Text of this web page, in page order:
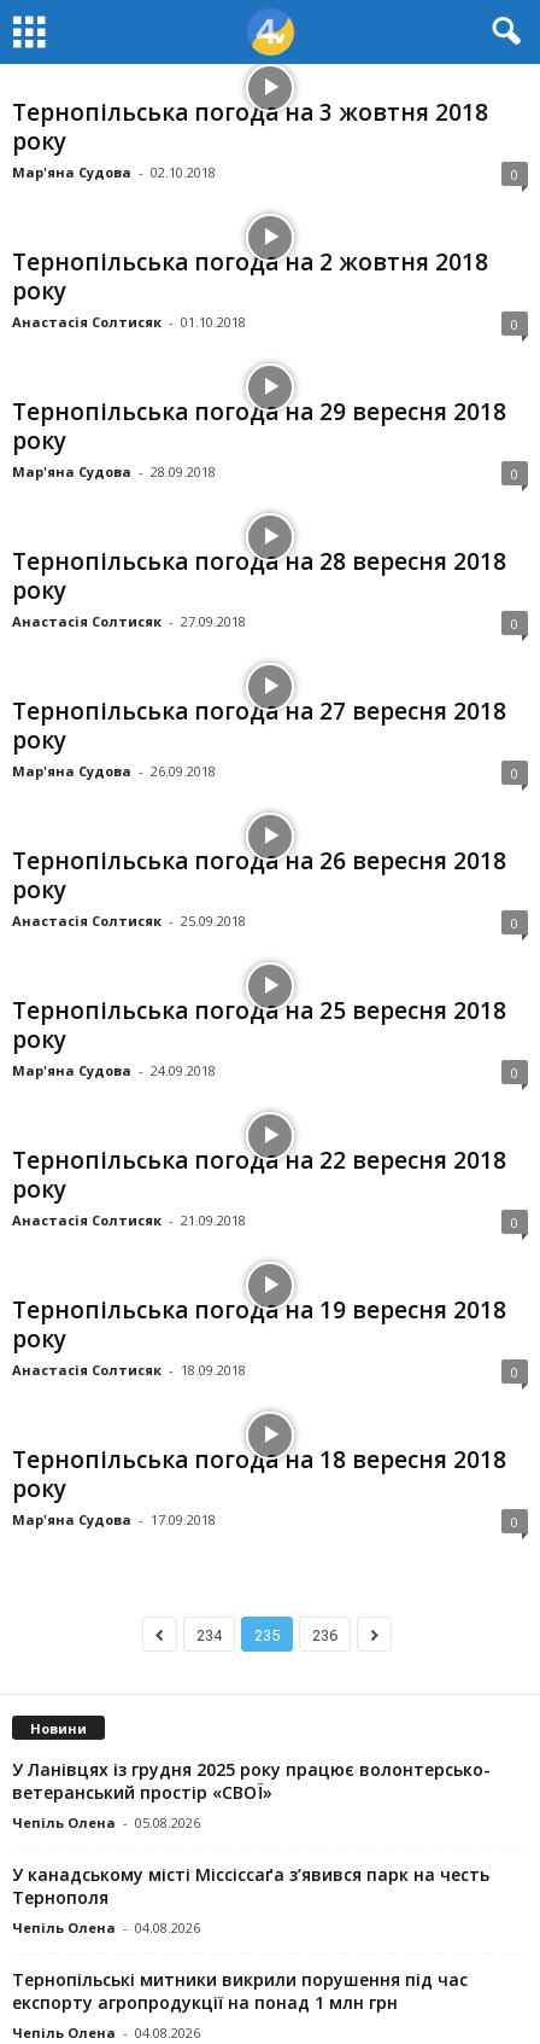
Тернопільська погода на 3 жовтня 2018
року
Мар'яна Судова - 02.10.2018 0
Тернопільська погода на 2 жовтня 2018
року
Анастасія Солтисяк - 01.10.2018 0
Тернопільська погода на 29 вересня 2018
року
Мар'яна Судова - 28.09.2018 0
Тернопільська погода на 28 вересня 2018
року
Анастасія Солтисяк - 27.09.2018 0
Тернопільська погода на 27 вересня 2018
року
Мар'яна Судова - 26.09.2018 0
Тернопільська погода на 26 вересня 2018
року
Анастасія Солтисяк - 25.09.2018 0
Тернопільська погода на 25 вересня 2018
року
Мар'яна Судова - 24.09.2018 0
Тернопільська погода на 22 вересня 2018
року
Анастасія Солтисяк - 21.09.2018 0
Тернопільська погода на 19 вересня 2018
року
Анастасія Солтисяк - 18.09.2018 0
Тернопільська погода на 18 вересня 2018
року
Мар'яна Судова - 17.09.2018 0
234 235 236
Новини
У Ланівцях із грудня 2025 року працює волонтерсько-
ветеранський простір «СВОЇ»
Чепіль Олена - 05.08.2026
У канадському місті Міссіссаґа з’явився парк на честь
Тернополя
Чепіль Олена - 04.08.2026
Тернопільські митники викрили порушення під час
експорту агропродукції на понад 1 млн грн
Чепіль Олена - 04.08.2026